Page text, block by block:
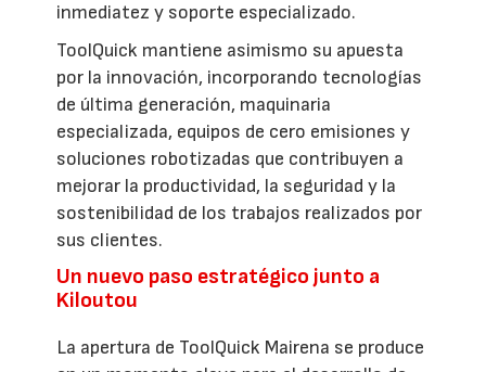
inmediatez y soporte especializado.
ToolQuick mantiene asimismo su apuesta
por la innovación, incorporando tecnologías
de última generación, maquinaria
especializada, equipos de cero emisiones y
soluciones robotizadas que contribuyen a
mejorar la productividad, la seguridad y la
sostenibilidad de los trabajos realizados por
sus clientes.
Un nuevo paso estratégico junto a
Kiloutou
La apertura de ToolQuick Mairena se produce